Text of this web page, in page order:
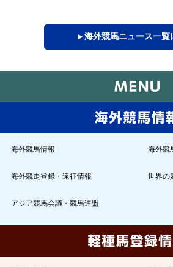
▸ 海外競馬ニュース一覧
海外競馬情報 海外競
海外競走登録・遠征情報 世界の
アジア競馬会議・競馬連盟